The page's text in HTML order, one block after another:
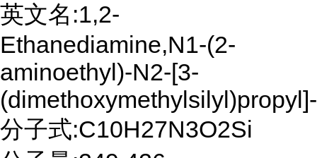
英文名:1,2-
Ethanediamine,N1-(2-
aminoethyl)-N2-[3-
(dimethoxymethylsilyl)propyl]-
分子式:C10H27N3O2Si